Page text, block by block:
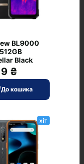
BL9000
Black
₴
До кошика
хіт